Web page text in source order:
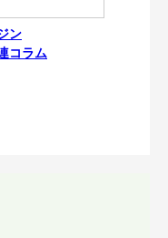
ン
コラム